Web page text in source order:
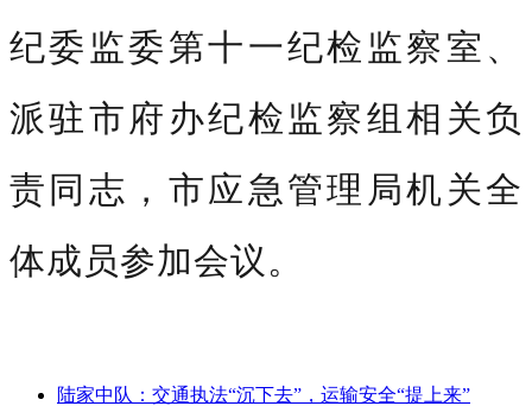
纪委监委第十一纪检监察室、
派驻市府办纪检监察组相关负
责同志，市应急管理局机关全
体成员参加会议。
陆家中队：交通执法“沉下去”，运输安全“提上来”